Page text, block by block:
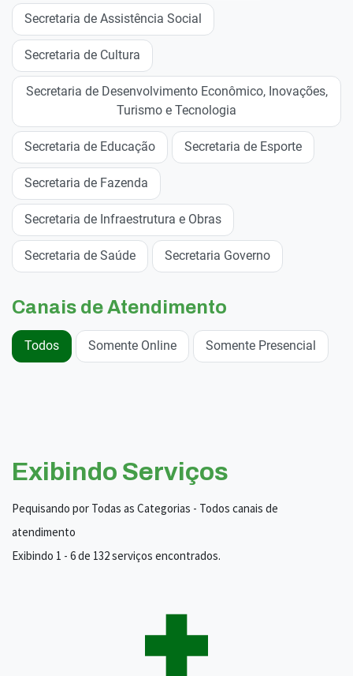
Secretaria de Assistência Social
Secretaria de Cultura
Secretaria de Desenvolvimento Econômico, Inovações,
Turismo e Tecnologia
Secretaria de Educação Secretaria de Esporte
Secretaria de Fazenda
Secretaria de Infraestrutura e Obras
Secretaria de Saúde Secretaria Governo
Canais de Atendimento
Todos Somente Online Somente Presencial
Exibindo Serviços
Pequisando por Todas as Categorias - Todos canais de
atendimento
Exibindo 1 - 6 de 132 serviços encontrados.